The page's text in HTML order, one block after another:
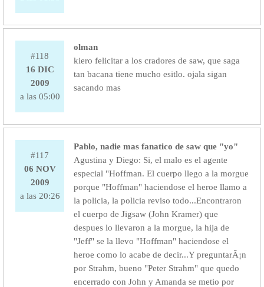
#118
16 DIC
2009
a las 05:00
olman
kiero felicitar a los cradores de saw, que saga
tan bacana tiene mucho esitlo. ojala sigan
sacando mas
#117
06 NOV
2009
a las 20:26
Pablo, nadie mas fanatico de saw que "yo"
Agustina y Diego: Si, el malo es el agente
especial "Hoffman. El cuerpo llego a la morgue
porque "Hoffman" haciendose el heroe llamo a
la policia, la policia reviso todo...Encontraron
el cuerpo de Jigsaw (John Kramer) que
despues lo llevaron a la morgue, la hija de
"Jeff" se la llevo "Hoffman" haciendose el
heroe como lo acabe de decir...Y preguntarÃ¡n
por Strahm, bueno "Peter Strahm" que quedo
encerrado con John y Amanda se metio por